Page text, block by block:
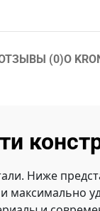
(0)О
Ниже
максимально